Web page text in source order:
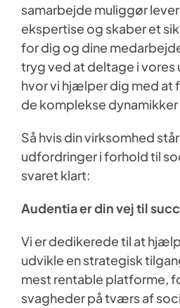
samarbejde muliggør
ekspertise og skaber et
for dig og dine
tryg ved at deltage i
hvor vi hjælper dig med at
de komplekse dynamikker
Så hvis din virksomhed
udfordringer i forhold til
svaret klart:
Audentia er din vej til
Vi er dedikerede til at
udvikle en strategisk
mest rentable platforme,
svagheder på tværs af